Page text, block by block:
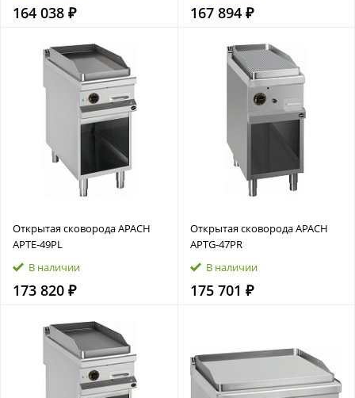
164 038 ₽ 167 894 ₽
Открытая сковорода APACH
APTE‑49PL
В наличии
173 820 ₽
Открытая сковорода APACH
APTG‑47PR
В наличии
175 701 ₽